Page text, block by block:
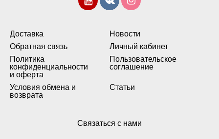
Доставка
Новости
Обратная связь
Личный кабинет
Политика
конфиденциальности
и оферта
Пользовательское
соглашение
Условия обмена и
возврата
Статьи
Связаться с нами